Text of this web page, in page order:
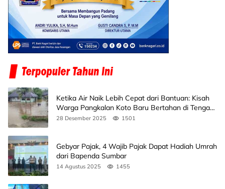
Ketika Air Naik Lebih Cepat dari Bantuan: Kisah
Warga Pangkalan Koto Baru Bertahan di Tengah
Banjir
28 Desember 2025 1501
Gebyar Pajak, 4 Wajib Pajak Dapat Hadiah Umrah
dari Bapenda Sumbar
14 Agustus 2025 1455